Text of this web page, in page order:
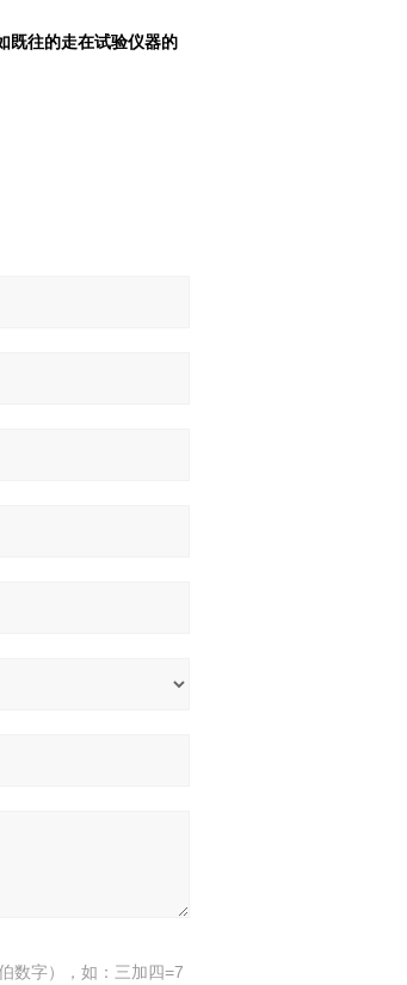
既往的走在试验仪器的
数字），如：三加四=7